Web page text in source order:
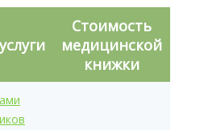
Стоимость
медицинской
книжки